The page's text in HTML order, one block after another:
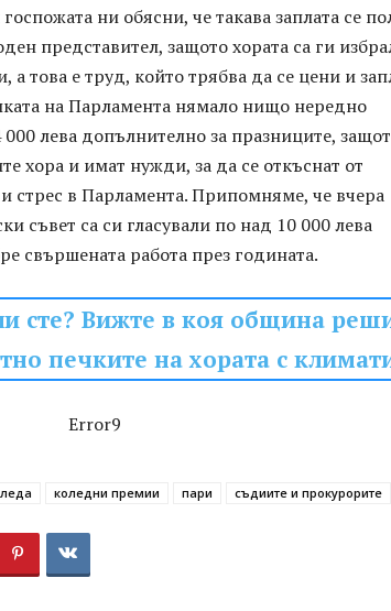
ни обясни, че такава заплата се
представител, защото хората са ги
а това е труд, който трябва да се цени и
на Парламента нямало нищо нередно
лева допълнително за празниците,
хора и имат нужди, за да се откъснат от
стрес в Парламента. Припомняме, че вчера
съвет са си гласували по над 10 000 лева
свършената работа през годината.
сте? Вижте в коя община
печките на хората с
Error9
коледни премии пари съдиите и прокурорите